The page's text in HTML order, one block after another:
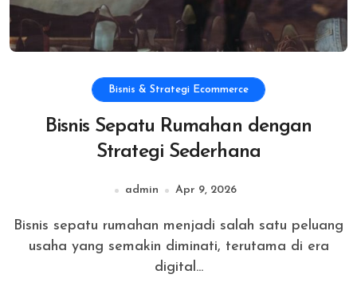
Bisnis & Strategi Ecommerce
Bisnis Sepatu Rumahan dengan
Strategi Sederhana
admin Apr 9, 2026
Bisnis sepatu rumahan menjadi salah satu peluang
usaha yang semakin diminati, terutama di era
digital...